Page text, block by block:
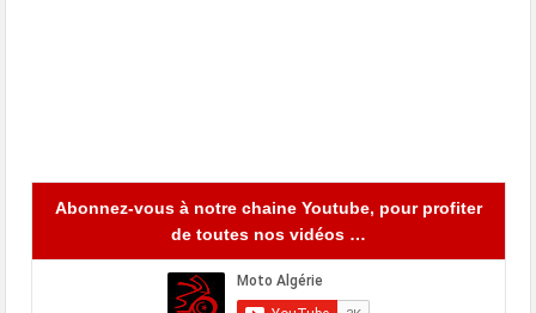
Abonnez-vous à notre chaine Youtube, pour profiter
de toutes nos vidéos …